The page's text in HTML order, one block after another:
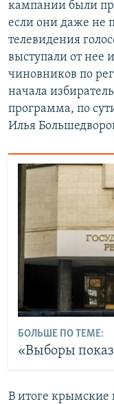
кампании были
если они даже не
телевидения
выступали от нее
чиновников по
начала
программа, по
Илья
БОЛЬШЕ ПО ТЕМЕ:
«Выборы
В итоге крымские